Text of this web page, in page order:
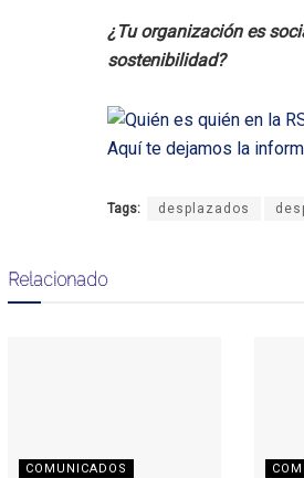
¿Tu organización es
sostenibilidad?
Aquí te dejamos la
Tags: desplazados
Relacionado
COMUNICADOS